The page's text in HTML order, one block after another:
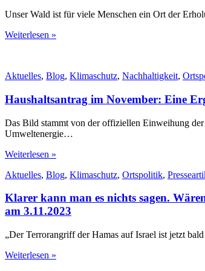
Unser Wald ist für viele Menschen ein Ort der
Weiterlesen »
Aktuelles, Blog, Klimaschutz, Nachhaltigkeit,
Haushaltsantrag im November: Eine
Das Bild stammt von der offiziellen Einweihung
Umweltenergie…
Weiterlesen »
Aktuelles, Blog, Klimaschutz, Ortspolitik,
Klarer kann man es nichts sagen.
am 3.11.2023
„Der Terrorangriff der Hamas auf Israel ist jetzt
Weiterlesen »